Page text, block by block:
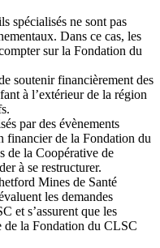
spécialisés ne sont pas
Dans ce cas, les
sur la Fondation du
soutenir financièrement des
à l’extérieur de la région
par des évènements
financier de la Fondation du
de la Coopérative de
à se restructurer.
Mines de Santé
les demandes
et s’assurent que les
de la Fondation du CLSC